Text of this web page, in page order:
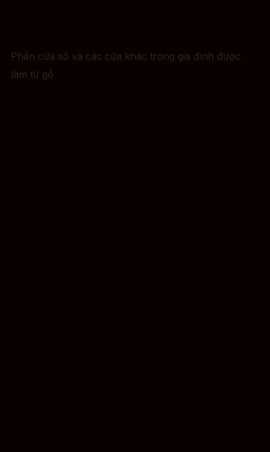
Phần cửa sổ và các cửa khác trong gia đình được
làm từ gỗ